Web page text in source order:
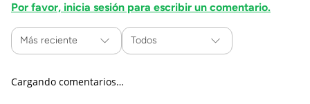
Por favor, inicia sesión para escribir un comentario.
Más reciente Todos
Cargando comentarios…